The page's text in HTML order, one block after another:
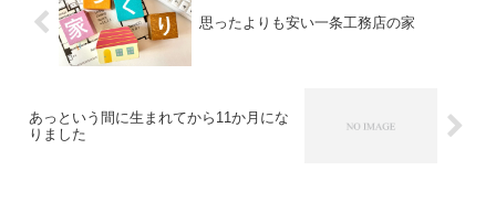
思ったよりも安い一条工務店の家
あっという間に生まれてから11か月にな
りました